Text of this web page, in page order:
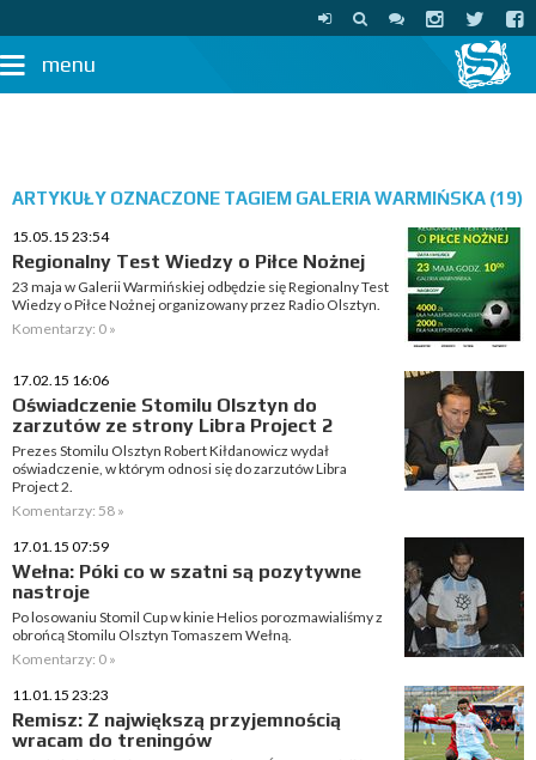
menu
ARTYKUŁY OZNACZONE TAGIEM GALERIA WARMIŃSKA (19)
15.05.15 23:54
Regionalny Test Wiedzy o Piłce Nożnej
23 maja w Galerii Warmińskiej odbędzie się Regionalny Test
Wiedzy o Piłce Nożnej organizowany przez Radio Olsztyn.
Komentarzy: 0 »
17.02.15 16:06
Oświadczenie Stomilu Olsztyn do
zarzutów ze strony Libra Project 2
Prezes Stomilu Olsztyn Robert Kiłdanowicz wydał
oświadczenie, w którym odnosi się do zarzutów Libra
Project 2.
Komentarzy: 58 »
17.01.15 07:59
Wełna: Póki co w szatni są pozytywne
nastroje
Po losowaniu Stomil Cup w kinie Helios porozmawialiśmy z
obrońcą Stomilu Olsztyn Tomaszem Wełną.
Komentarzy: 0 »
11.01.15 23:23
Remisz: Z największą przyjemnością
wracam do treningów